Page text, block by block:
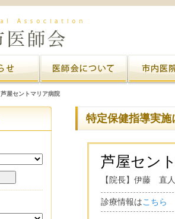
芦屋セントマリア病院
特定保健指導実施
芦屋セン
【院長】伊藤 直人
診療情報はこちら